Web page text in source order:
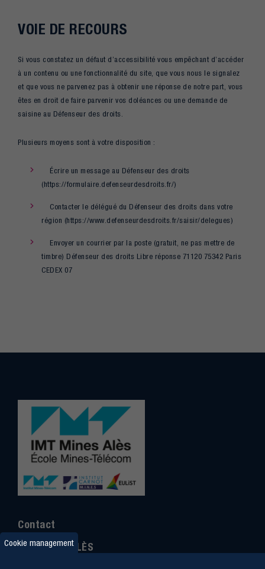
VOIE DE RECOURS
Si vous constatez un défaut d’accessibilité vous empêchant d’accéder
à un contenu ou une fonctionnalité du site, que vous nous le signalez
et que vous ne parvenez pas à obtenir une réponse de notre part, vous
êtes en droit de faire parvenir vos doléances ou une demande de
saisine au Défenseur des droits.
Plusieurs moyens sont à votre disposition :
Écrire un message au Défenseur des droits
(https://formulaire.defenseurdesdroits.fr/)
Contacter le délégué du Défenseur des droits dans votre
région (https://www.defenseurdesdroits.fr/saisir/delegues)
Envoyer un courrier par la poste (gratuit, ne pas mettre de
timbre) Défenseur des droits Libre réponse 71120 75342 Paris
CEDEX 07
Contact
IMT MINES ALÈS
6 Avenue de Clavières
Cookie management